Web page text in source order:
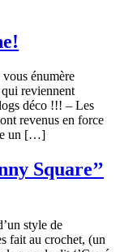
énumère
reviennent
déco !!! – Les
revenus en force
un […]
Square’’
style de
fait au crochet, (un